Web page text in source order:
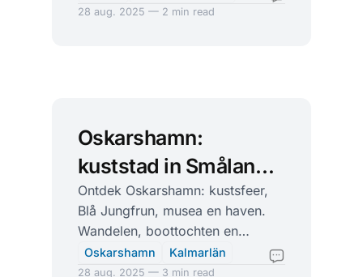
en Tuvesvik de kust op.
28 aug. 2025 — 2 min read
Oskarshamn:
kuststad in Småland
met Blå Jungfrun als
ruig kroonjuweel
Ontdek Oskarshamn: kustsfeer,
Blå Jungfrun, musea en haven.
Wandelen, boottochten en
dagtrip naar Kalmar. Praktische
tips en adressen.
Oskarshamn Kalmarlän
28 aug. 2025 — 3 min read